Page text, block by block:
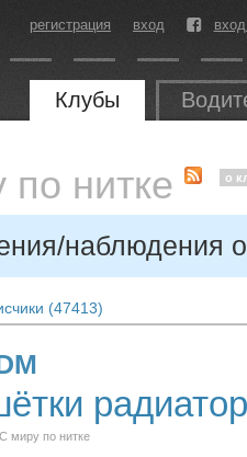
регистрация вход
Клубы
нитке о
наблюдения
(47413)
С миру по нитке